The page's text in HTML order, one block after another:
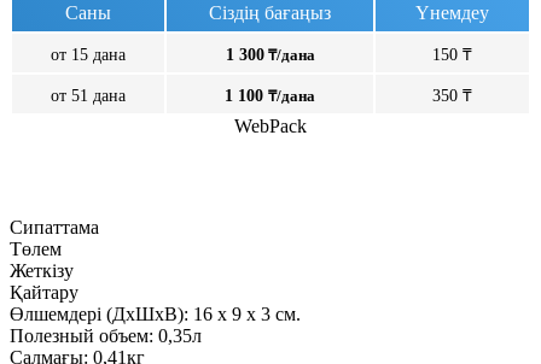
Саны
Сіздің бағаңыз Үнемдеу
от 15 дана 1 300₸/дана 150 ₸
от 51 дана 1 100 ₸/дана 350 ₸
WebPack
Сипаттама
Төлем
Жеткізу
Қайтару
Өлшемдері (ДxШxВ): 16 x 9 x 3 см.
Полезный объем: 0,35л
Салмағы: 0,41кг